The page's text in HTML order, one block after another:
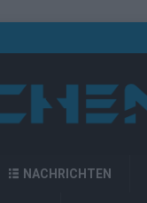
NACHRICHTEN